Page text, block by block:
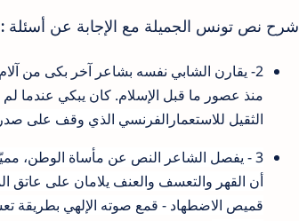
شرح نص تونس الجميلة مع الإجابة عن أسئلة :
2- يقارن الشابي نفسه بشاعر آخر بكى من
منذ عصور ما قبل الإسلام. كان يبكي عندما لم
الثقيل للاستعمار الفرنسي الذي وقف على صدر
3 - يفصل الشاعر النص عن مأساة الوطن،
أن القهر والتعسف والعنف يلامان على عاتق
قميص الاضطهاد - قمع صوته الإلهي بطريقة